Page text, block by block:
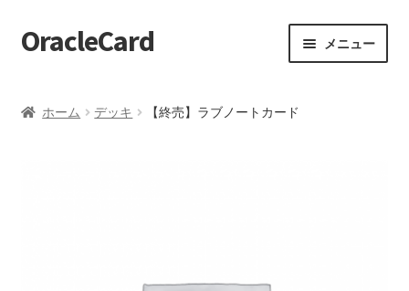
ナ
ビ
ー
コ
ン
ン
OracleCard メニュー
【HELP】カードを引く
ホーム デッキ 【終売】ラブノートカード